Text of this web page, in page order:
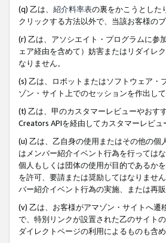
(q) 乙は、 紹介料率表の裏をかこうとした
クリックする方法以外で、当該お客様の
(r) 乙は、アソシエイト・プログラムに参
ェア経由を含めて）妨害またはリダイレ
なりません。
(s) 乙は、ロボットまたはソフトウェア
ゾン・サイト上でのセッションを作出して
(t) 乙は、甲のカスタマーレビューやおす
Creators APIを経由してカスタマーレビ
(u) 乙は、乙自身の使用またはその他の
はメンバー紹介イベント行為を行っては
個人もしくは団体の使用が目的であるか
を許可、要請または奨励してはなりませ
バー紹介イベント行為の実施、または再
(v) 乙は、お客様がアマゾン・サイトへ
で、特別リンクが設置された乙のサイト
ダイレクトページの利用によるものも含